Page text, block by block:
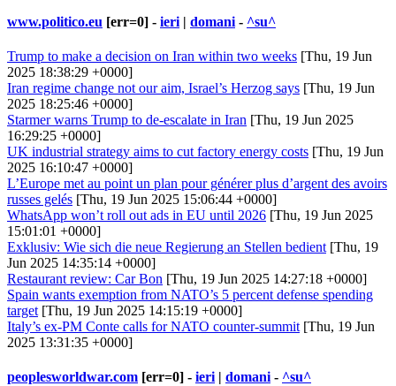
www.politico.eu [err=0] - ieri | domani - ^su^
Trump to make a decision on Iran within two weeks [Thu, 19 Jun
2025 18:38:29 +0000]
Iran regime change not our aim, Israel’s Herzog says [Thu, 19 Jun
2025 18:25:46 +0000]
Starmer warns Trump to de-escalate in Iran [Thu, 19 Jun 2025
16:29:25 +0000]
UK industrial strategy aims to cut factory energy costs [Thu, 19 Jun
2025 16:10:47 +0000]
L’Europe met au point un plan pour générer plus d’argent des avoirs
russes gelés [Thu, 19 Jun 2025 15:06:44 +0000]
WhatsApp won’t roll out ads in EU until 2026 [Thu, 19 Jun 2025
15:01:01 +0000]
Exklusiv: Wie sich die neue Regierung an Stellen bedient [Thu, 19
Jun 2025 14:35:14 +0000]
Restaurant review: Car Bon [Thu, 19 Jun 2025 14:27:18 +0000]
Spain wants exemption from NATO’s 5 percent defense spending
target [Thu, 19 Jun 2025 14:15:19 +0000]
Italy’s ex-PM Conte calls for NATO counter-summit [Thu, 19 Jun
2025 13:31:35 +0000]
peoplesworldwar.com [err=0] - ieri | domani - ^su^